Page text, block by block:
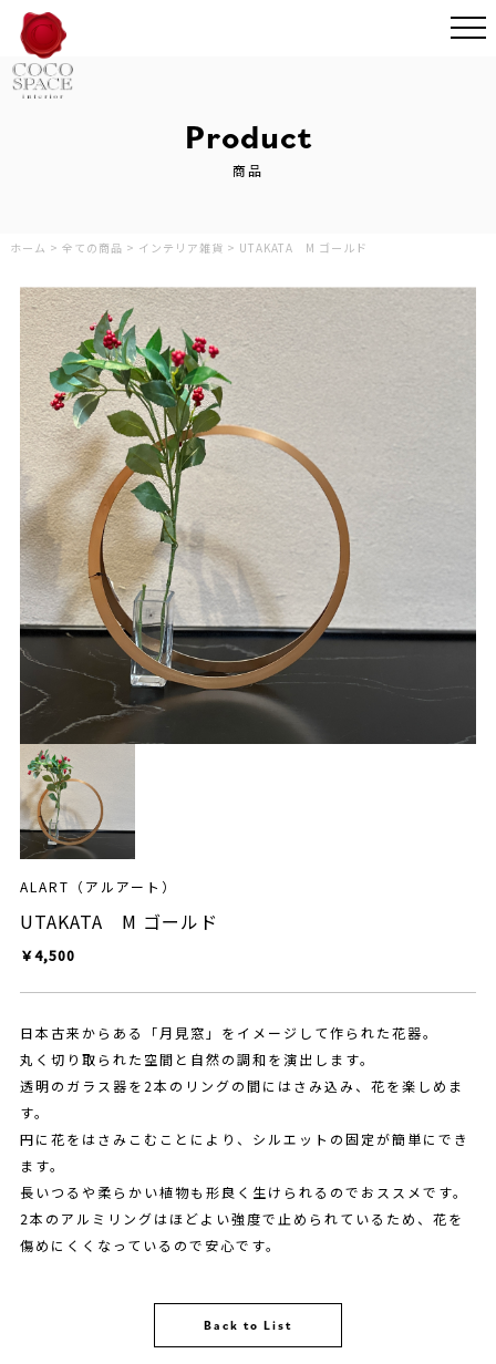
ホーム > 全ての商品 > インテリア雑貨 > UTAKATA M ゴールド
Product
商品
ALART（アルアート）
UTAKATA M ゴールド
￥4,500
日本古来からある「月見窓」をイメージして作られた花器。
丸く切り取られた空間と自然の調和を演出します。
透明のガラス器を2本のリングの間にはさみ込み、花を楽しめま
す。
円に花をはさみこむことにより、シルエットの固定が簡単にでき
ます。
長いつるや柔らかい植物も形良く生けられるのでおススメです。
2本のアルミリングはほどよい強度で止められているため、花を
傷めにくくなっているので安心です。
Back to List